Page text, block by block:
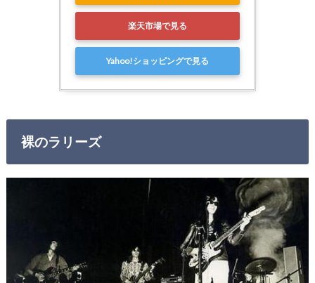
楽天市場で見る
Yahoo!ショッピングで見る
裸のラリーズ